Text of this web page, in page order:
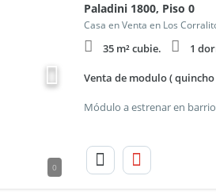
0
Paladini 1800, Piso 0
Casa en Venta en Los
35 m² cubie. 1
Venta de modulo (